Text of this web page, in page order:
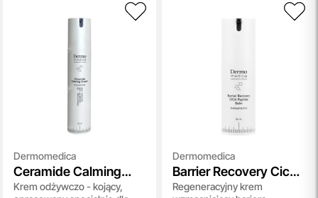
Dermomedica
Ceramide Calming
Cream
Krem odżywczo - kojący,
Dermomedica
Barrier Recovery Cica
Peptide Balm
Regeneracyjny krem